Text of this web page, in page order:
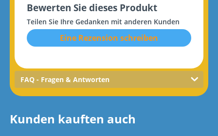
Bewerten Sie dieses Produkt
Teilen Sie Ihre Gedanken mit anderen Kunden
Eine Rezension schreiben
FAQ - Fragen & Antworten
Kunden kauften auch